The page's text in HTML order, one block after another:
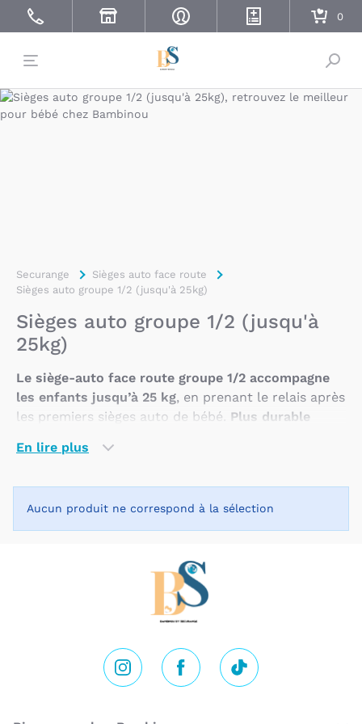
Securange
Sièges auto face route
Sièges auto groupe 1/2 (jusqu'à 25kg)
Sièges auto groupe 1/2 (jusqu'à
25kg)
Le siège-auto face route groupe 1/2 accompagne
les enfants jusqu’à 25 kg, en prenant le relais après
les premiers sièges auto de bébé. Plus durable
l’enfant sur une période plus longue
Ce type de siège s’utilise face à la routeet propose
les enfants encore trop petits pour voyager
uniquement avec la ceinture du véhicule.
modèles, le maintien peut se faire avec un harnais,
un bouclier ou une combinaison de systèmes
protections latérales contribuent à offrir une assise
plus confortable et plus rassurante au fil des
En lire plus
Aucun produit ne correspond à la sélection
Instagram Facebook Tik Tok